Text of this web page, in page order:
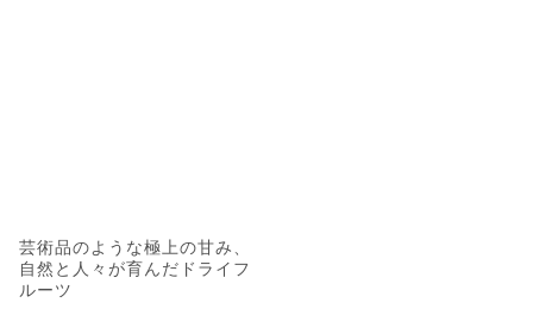
芸術品のような極上の甘み、
自然と人々が育んだドライフ
ルーツ